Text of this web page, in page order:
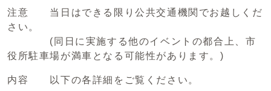
注意 当日はできる限り公共交通機関でお越しくだ
さい。
(同日に実施する他のイベントの都合上、市
役所駐車場が満車となる可能性があります。)
内容 以下の各詳細をご覧ください。